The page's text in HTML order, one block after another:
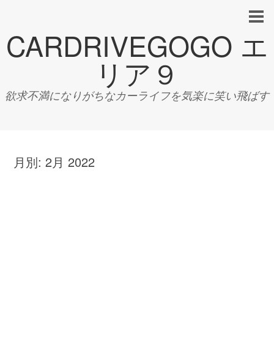
CARDRIVEGOGO エ
リア９
欲求不満になりがちなカーライフを気楽に笑い飛ばす
月別:2月 2022